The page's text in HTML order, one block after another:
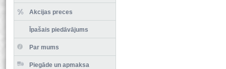
Akcijas preces
Īpašais piedāvājums
Par mums
Piegāde un apmaksa